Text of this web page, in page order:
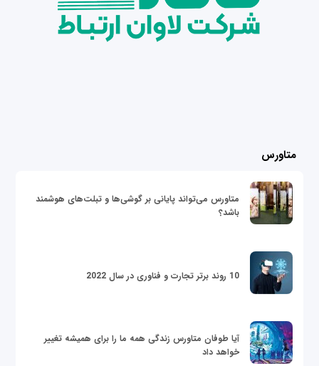
متاورس
متاورس می‌تواند پایانی بر گوشی‌ها و تبلت‌های هوشمند
باشد؟
10 روند برتر تجارت و فناوری در سال 2022
آیا طوفان متاورس زندگی همه ما را برای همیشه تغییر
خواهد داد